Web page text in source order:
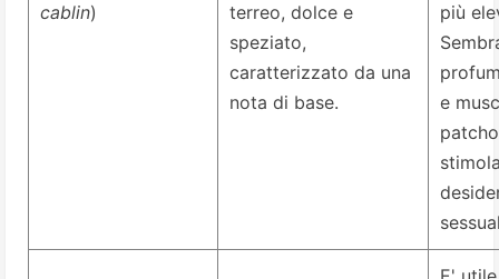
cablin)
terreo, dolce e
speziato,
caratterizzato da una
nota di base.
più
e